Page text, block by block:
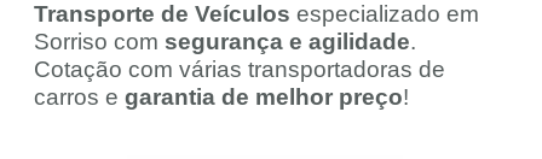
Transporte de Veículos especializado em
Sorriso com segurança e agilidade.
Cotação com várias transportadoras de
carros e garantia de melhor preço!